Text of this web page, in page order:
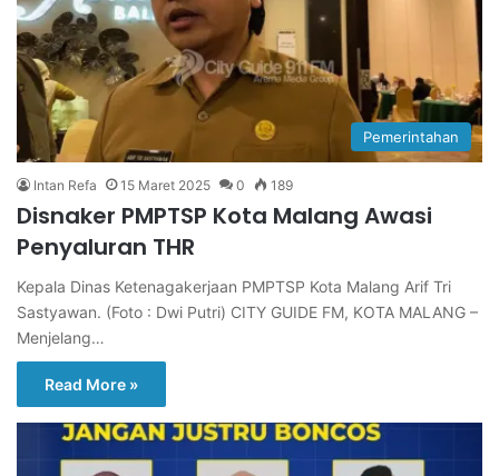
Pemerintahan
Intan Refa 15 Maret 2025 0 189
Disnaker PMPTSP Kota Malang Awasi
Penyaluran THR
Kepala Dinas Ketenagakerjaan PMPTSP Kota Malang Arif Tri
Sastyawan. (Foto : Dwi Putri) CITY GUIDE FM, KOTA MALANG –
Menjelang…
Read More »